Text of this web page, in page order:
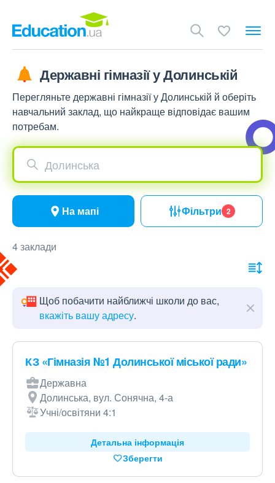
Державні гімназії у Долинській
Перегляньте державні гімназії у Долинській й оберіть
навчальний заклад, що найкраще відповідає вашим
потребам.
Долинська
На мапі Фільтри 2
4 заклади
Щоб побачити найближчі школи до вас,
вкажіть вашу адресу.
КЗ «Гімназія №1 Долинської міської ради»
Державна
Долинська, вул. Сонячна, 4-а
Учні/освітяни 4:1
Детальна інформація
Зберегти